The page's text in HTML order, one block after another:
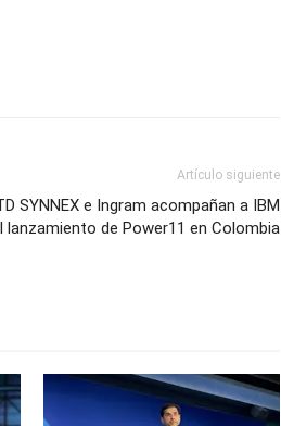
Artículo siguiente
SYNNEX e Ingram acompañan a IBM
lanzamiento de Power11 en Colombia